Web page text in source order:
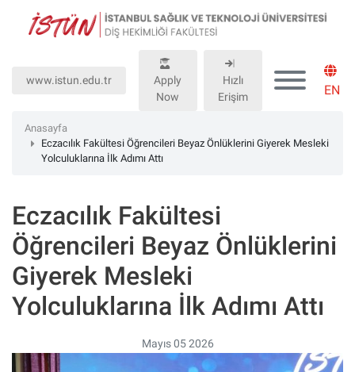
dikkat:
sitesinde,
destekleyen
"Nagish
bulunur.
www.istun.edu.tr
Apply
Now
Hızlı
Erişim
EN
Anasayfa
Eczacılık Fakültesi Öğrencileri Beyaz Önlüklerini Giyerek Mesleki
Yolculuklarına İlk Adımı Attı
Eczacılık Fakültesi
Öğrencileri Beyaz Önlüklerini
Giyerek Mesleki
Yolculuklarına İlk Adımı Attı
Mayıs 05 2026